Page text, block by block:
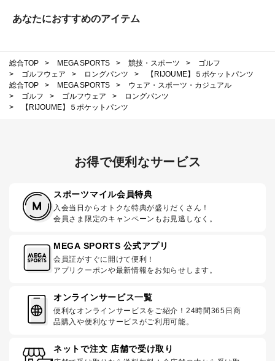
あなたにおすすめのアイテム
総合TOP > MEGA SPORTS > 競技・スポーツ >
ゴルフ
>
ゴルフウェア > ロングパンツ >
【RIJOUME】５ポケットパンツ
総合TOP
> MEGA SPORTS >
ウェア・スポーツ・カジュアル
>
ゴルフ > ゴルフウェア >
ロングパンツ
>
【RIJOUME】５ポケットパンツ
お得で便利なサービス
スポーツマイル会員特典
入会当日からオトクな特典が盛りだくさん！
会員さま限定のキャンペーンもお見逃しなく。
MEGA SPORTS 公式アプリ
会員証がすぐに開けて便利！
アプリクーポンや最新情報をお知らせします。
オンラインサービス一覧
便利なオンラインサービスをご紹介！24時間365日商
品購入や便利なサービスがご利用可能。
ネットで注文 店舗で受け取り